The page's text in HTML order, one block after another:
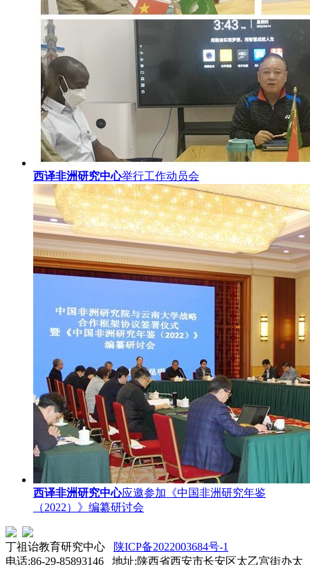
西译非洲研究中心举行工作动员会
西译非洲研究中心应邀参加《中国非洲研究年鉴
（2022）》编纂研讨会
丁祖诒教育研究中心
陕ICP备2022003684号-1
电话:86-29-85893146 地址:陕西省西安市长安区太乙宫街办太